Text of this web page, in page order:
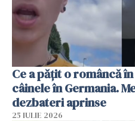
Ce a pățit o româncă
câinele în Germania.
dezbateri aprinse
25 IULIE 2026